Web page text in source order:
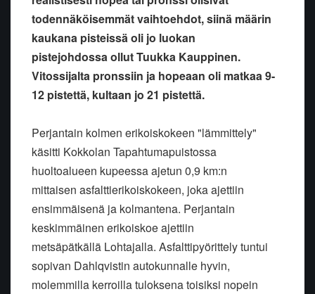
todennäköisemmät vaihtoehdot, siinä määrin
kaukana pisteissä oli jo luokan
pistejohdossa ollut Tuukka Kauppinen.
Vitossijalta pronssiin ja hopeaan oli matkaa 9-
12 pistettä, kultaan jo 21 pistettä.
Perjantain kolmen erikoiskokeen "lämmittely"
käsitti Kokkolan Tapahtumapuistossa
huoltoalueen kupeessa ajetun 0,9 km:n
mittaisen asfalttierikoiskokeen, joka ajettiin
ensimmäisenä ja kolmantena. Perjantain
keskimmäinen erikoiskoe ajettiin
metsäpätkällä Lohtajalla. Asfalttipyörittely tuntui
sopivan Dahlqvistin autokunnalle hyvin,
molemmilla kerroilla tuloksena toisiksi nopein